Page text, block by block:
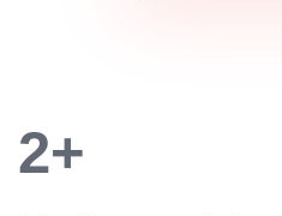
2+